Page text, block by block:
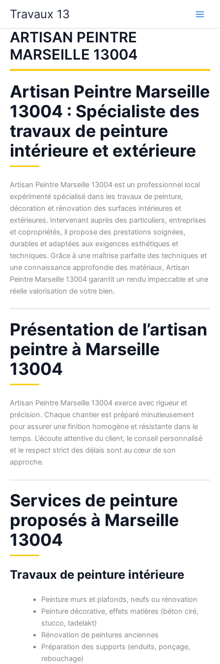
contenu
Travaux 13
ARTISAN PEINTRE
MARSEILLE 13004
Artisan Peintre Marseille
13004 : Spécialiste des
travaux de peinture
intérieure et extérieure
Artisan Peintre Marseille 13004 est un professionnel local
expérimenté spécialisé dans les travaux de peinture,
décoration et rénovation des surfaces intérieures et
extérieures. Intervenant auprès des particuliers, entreprises
et copropriétés, il propose des prestations soignées,
durables et adaptées aux exigences esthétiques et
techniques. Grâce à une maîtrise parfaite des techniques et
une connaissance approfondie des matériaux, Artisan
Peintre Marseille 13004 garantit un rendu impeccable et une
réelle valorisation de votre bien.
Présentation de l’artisan
peintre à Marseille
13004
Artisan Peintre Marseille 13004 exerce avec rigueur et
précision. Chaque chantier est préparé minutieusement
pour assurer une finition homogène et résistante dans le
temps. L’écoute attentive du client, le conseil personnalisé
et le respect strict des délais sont au cœur de son
approche.
Services de peinture
proposés à Marseille
13004
Travaux de peinture intérieure
Peinture murs et plafonds, neufs ou rénovation
Peinture décorative, effets matières (béton ciré,
stucco, tadelakt)
Rénovation de peintures anciennes
Préparation des supports (enduits, ponçage,
rebouchage)